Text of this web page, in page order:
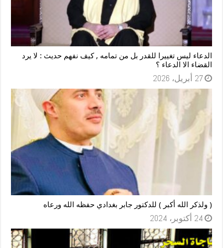
الدعاء ليس تغييرا للقدر بل من تمامه , كيف نفهم حديث : لا يرد
القضاء الا الدعاء ؟
27 أبريل، 2026
( ولذكر الله أكبر ) للدكتور جابر بغدادي حفظه الله ورعاه
24 أكتوبر، 2024